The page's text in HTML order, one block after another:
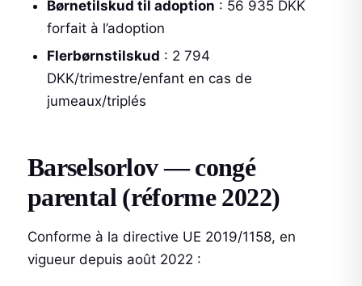
Børnetilskud til adoption : 56 935 DKK
forfait à l’adoption
Flerbørnstilskud : 2 794
DKK/trimestre/enfant en cas de
jumeaux/triplés
Barselsorlov — congé
parental (réforme 2022)
Conforme à la directive UE 2019/1158, en
vigueur depuis août 2022 :